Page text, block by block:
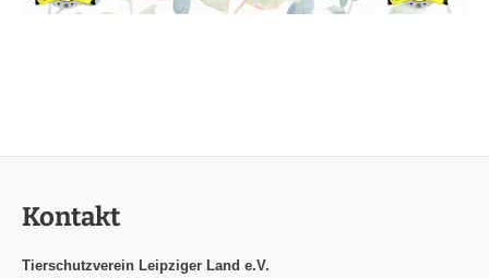
Kontakt
Tierschutzverein Leipziger Land e.V.